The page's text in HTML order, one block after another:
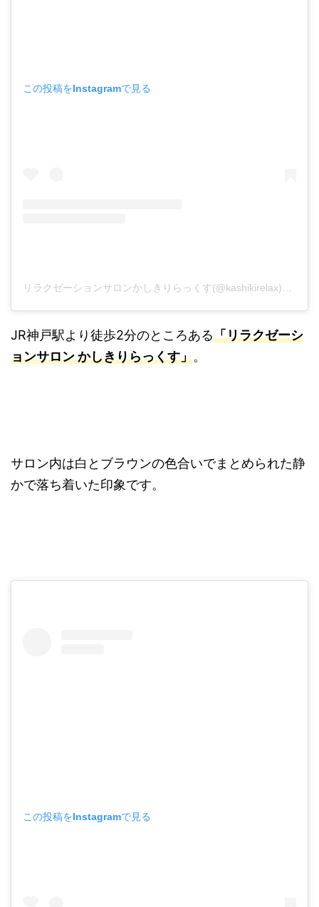
この投稿をInstagramで見る
JR神戸駅より徒歩2分のところある「リラクゼーシ
ョンサロン かしきりらっくす」。
サロン内は白とブラウンの色合いでまとめられた静
かで落ち着いた印象です。
この投稿をInstagramで見る